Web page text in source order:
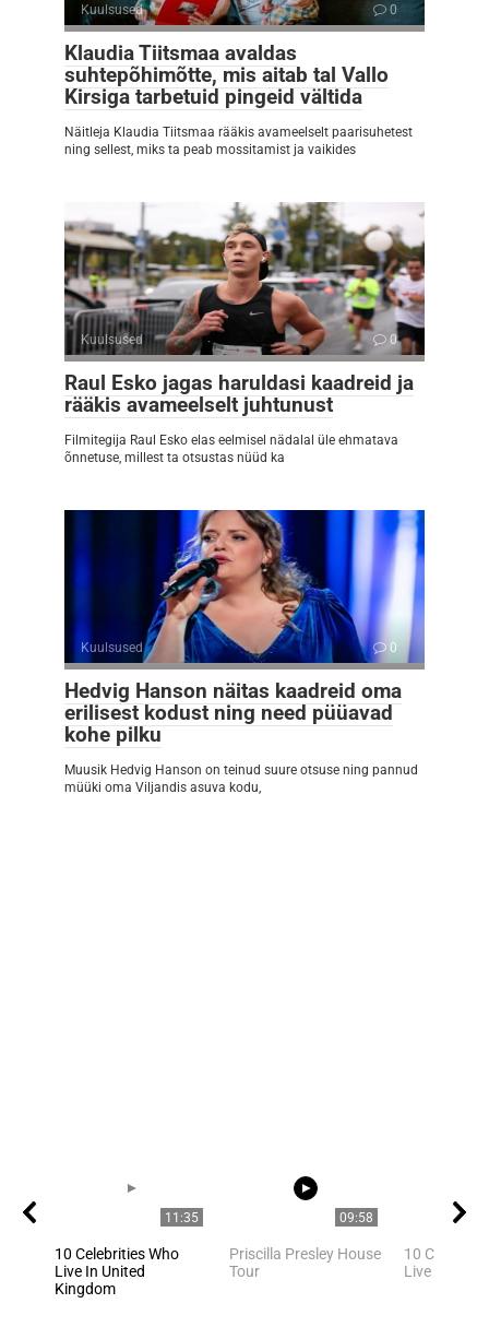
Kuulsused 0
Klaudia Tiitsmaa avaldas
suhtepõhimõtte, mis aitab tal Vallo
Kirsiga tarbetuid pingeid vältida
Näitleja Klaudia Tiitsmaa rääkis avameelselt paarisuhetest
ning sellest, miks ta peab mossitamist ja vaikides
Kuulsused 0
Raul Esko jagas haruldasi kaadreid ja
rääkis avameelselt juhtunust
Filmitegija Raul Esko elas eelmisel nädalal üle ehmatava
õnnetuse, millest ta otsustas nüüd ka
Kuulsused 0
Hedvig Hanson näitas kaadreid oma
erilisest kodust ning need püüavad
kohe pilku
Muusik Hedvig Hanson on teinud suure otsuse ning pannud
müüki oma Viljandis asuva kodu,
11:35
10 Celebrities Who
Live In United
Kingdom
09:58
Priscilla Presley House
Tour
10
Live In Los